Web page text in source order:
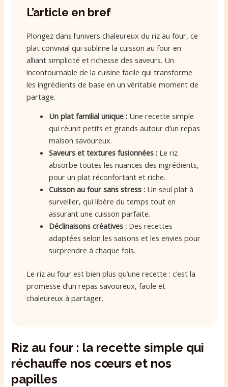
L’article en bref
Plongez dans l’univers chaleureux du riz au four, ce
plat convivial qui sublime la cuisson au four en
alliant simplicité et richesse des saveurs. Un
incontournable de la cuisine facile qui transforme
les ingrédients de base en un véritable moment de
partage.
Un plat familial unique : Une recette simple
qui réunit petits et grands autour d’un repas
maison savoureux.
Saveurs et textures fusionnées : Le riz
absorbe toutes les nuances des ingrédients,
pour un plat réconfortant et riche.
Cuisson au four sans stress : Un seul plat à
surveiller, qui libère du temps tout en
assurant une cuisson parfaite.
Déclinaisons créatives : Des recettes
adaptées selon les saisons et les envies pour
surprendre à chaque fois.
Le riz au four est bien plus qu’une recette : c’est la
promesse d’un repas savoureux, facile et
chaleureux à partager.
Riz au four : la recette simple qui
réchauffe nos cœurs et nos
papilles